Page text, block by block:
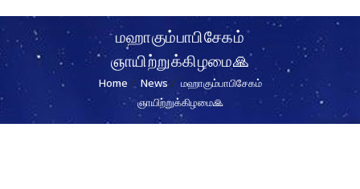
மஹாகும்பாபிசேகம்
ஞாயிற்றுக்கிழமை🙏
Home News
மஹாகும்பாபிசேகம்
ஞாயிற்றுக்கிழமை🙏